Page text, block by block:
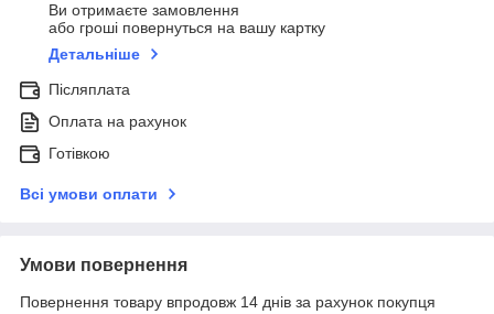
Ви отримаєте замовлення
або гроші повернуться на вашу картку
Детальніше
Післяплата
Оплата на рахунок
Готівкою
Всі умови оплати
Умови повернення
Повернення товару впродовж 14 днів за рахунок покупця